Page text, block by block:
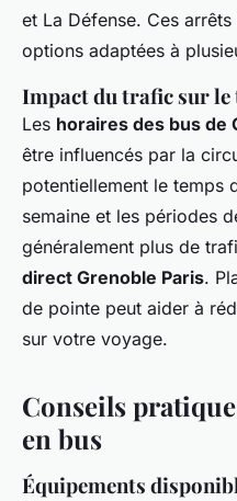
et La Défense. Ces
options adaptées à
Impact du trafic sur le
Les horaires des bus de
être influencés par la
potentiellement le temps
semaine et les périodes
généralement plus de
direct Grenoble Paris.
de pointe peut aider à
sur votre voyage.
Conseils
en bus
Équipements